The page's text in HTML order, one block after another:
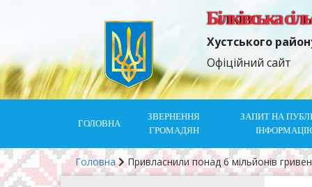
Білківська
Хустського
Офіційний сайт
ГОЛОВНА
ЗВЕРНЕННЯ
ГРОМАДЯН
ЗАПИТ НА
Головна Привласнили понад 6 мільйонів